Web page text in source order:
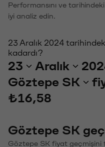
Performansını ve
iyi analiz edin.
23 Aralık 2024
kadardı?
23 Aralık
Göztepe SK
₺16,58
Göztepe SK
Göztepe SK fiyat geçmişini